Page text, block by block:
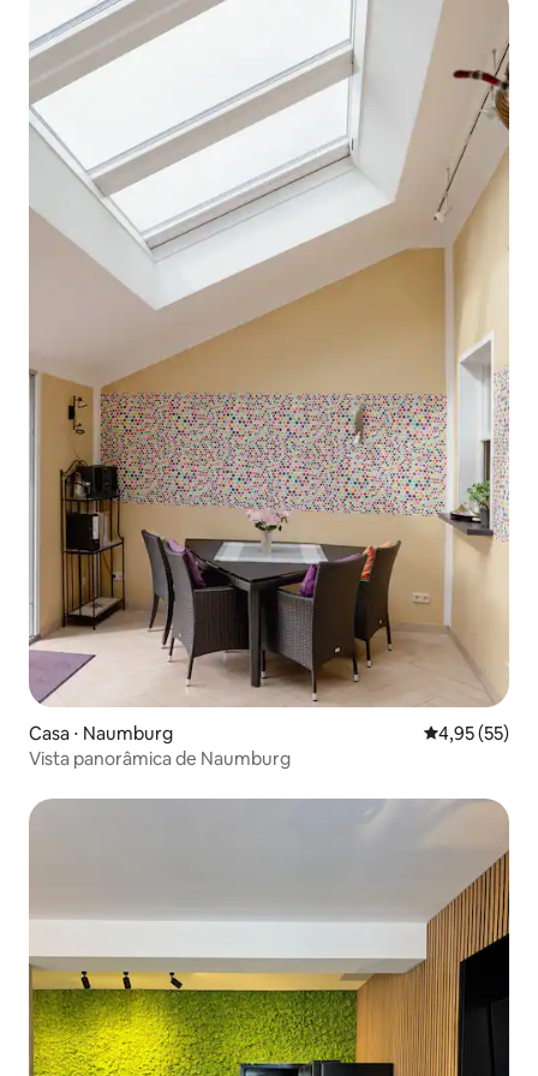
Casa ⋅ Naumburg 4,95 de uma
4,95 (55)
Vista panorâmica de Naumburg